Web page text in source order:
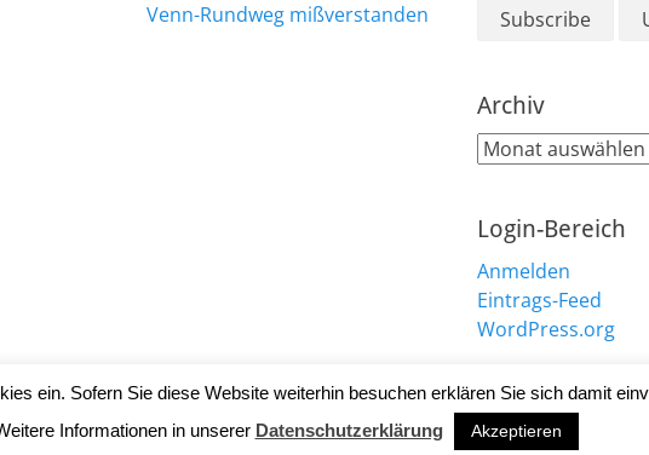
Venn-Rundweg mißverstanden
Archiv
Archiv
Login-Bereich
Anmelden
Eintrags-Feed
WordPress.org
Venn. Alle Rechte vorbehalten.Datenschutzerklärung| Catch Responsive Child von
ein. Sofern Sie diese Website weiterhin besuchen erklären Sie sich damit
Informationen in unserer Datenschutzerklärung Akzeptieren